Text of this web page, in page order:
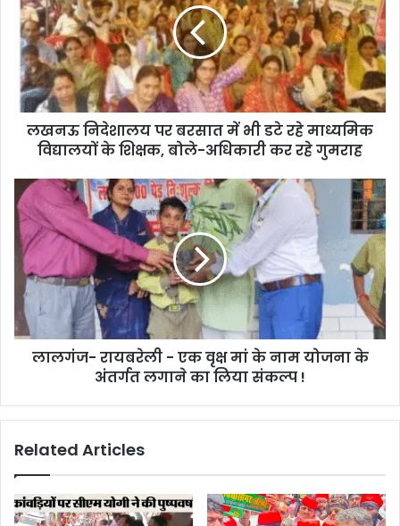
लखनऊ निदेशालय पर बरसात में भी डटे रहे माध्यमिक
विद्यालयों के शिक्षक, बोले-अधिकारी कर रहे गुमराह
लालगंज- रायबरेली - एक वृक्ष मां के नाम योजना के
अंतर्गत लगाने का लिया संकल्प !
Related Articles